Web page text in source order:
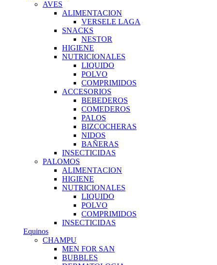
AVES
ALIMENTACION
VERSELE LAGA
SNACKS
NESTOR
HIGIENE
NUTRICIONALES
LIQUIDO
POLVO
COMPRIMIDOS
ACCESORIOS
BEBEDEROS
COMEDEROS
PALOS
BIZCOCHERAS
NIDOS
BAÑERAS
INSECTICIDAS
PALOMOS
ALIMENTACION
HIGIENE
NUTRICIONALES
LIQUIDO
POLVO
COMPRIMIDOS
INSECTICIDAS
Equinos
CHAMPU
MEN FOR SAN
BUBBLES